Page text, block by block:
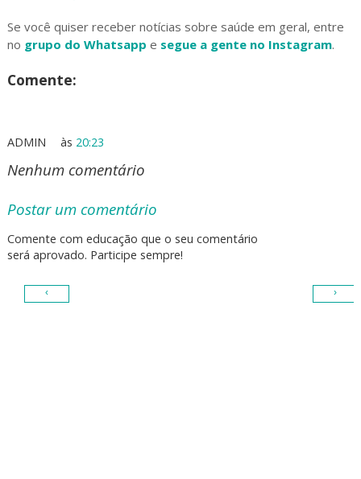
Se você quiser receber notícias sobre saúde em geral, entre
no grupo do Whatsapp e segue a gente no Instagram.
Comente:
ADMIN às 20:23
Nenhum comentário
Postar um comentário
Comente com educação que o seu comentário
será aprovado. Participe sempre!
‹ ›